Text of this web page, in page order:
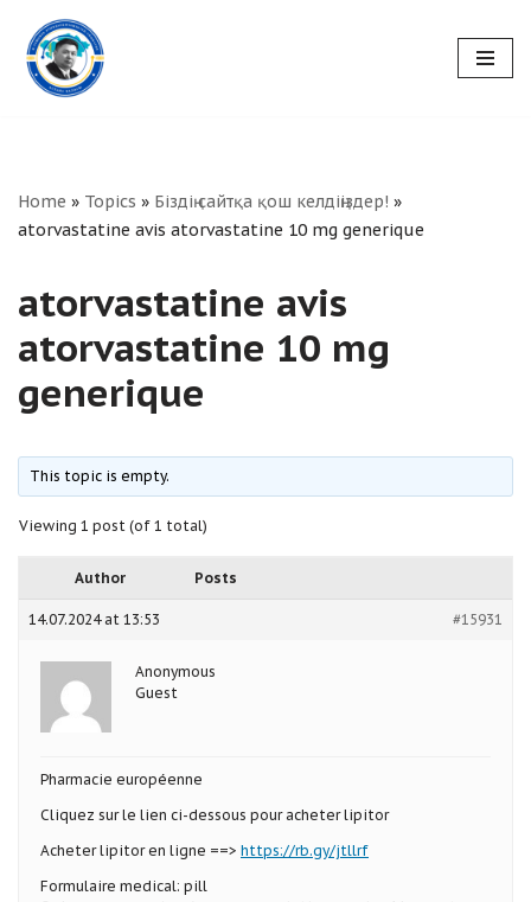
Skip
to
Home » Topics » Біздің сайтқа қош келдіңіздер! »
atorvastatine avis atorvastatine 10 mg generique
atorvastatine avis
atorvastatine 10 mg
generique
This topic is empty.
Viewing 1 post (of 1 total)
Author Posts
14.07.2024 at 13:53 #15931
Anonymous
Guest
Pharmacie européenne
Cliquez sur le lien ci-dessous pour acheter lipitor
Acheter lipitor en ligne ==> https://rb.gy/jtllrf
Formulaire medical: pill